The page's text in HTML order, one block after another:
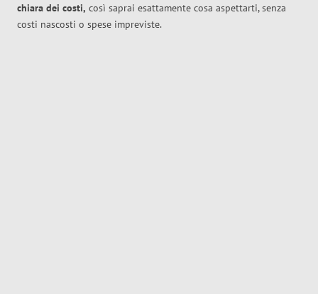
chiara dei costi, così saprai esattamente cosa aspettarti, senza
costi nascosti o spese impreviste.